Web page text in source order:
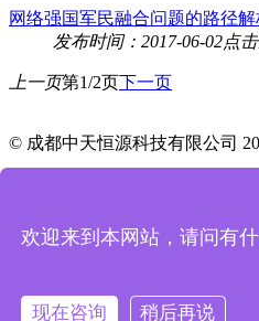
网络强国军民融合问题的路径
发布时间：2017-06-02点
上一页第1/2页下一页
© 成都中天恒源科技有限公司
网站首页
产品中心
欢迎来到本网站，请问有
现在咨询 稍后再说